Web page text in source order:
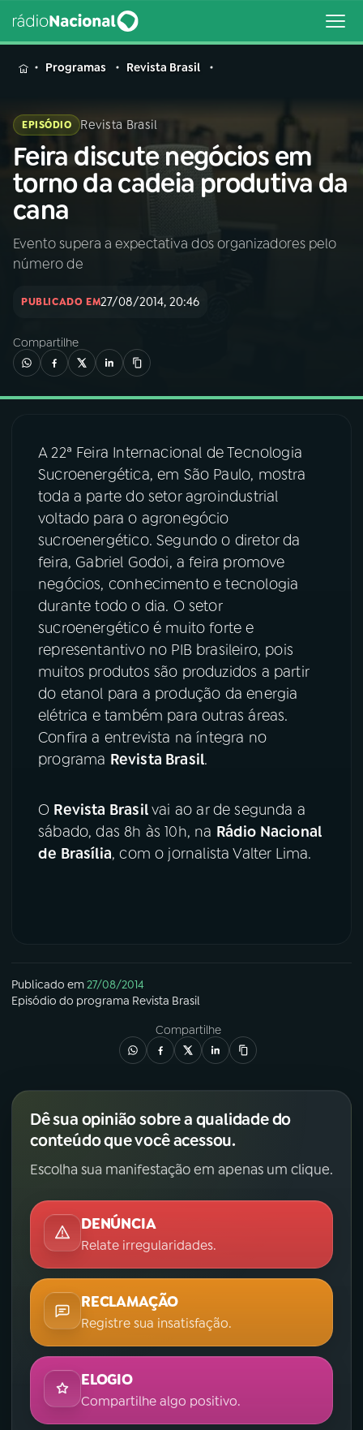
MENU
Buscar
na
Rádio
Nacional
Buscar
AO VIVO
INÍCIO
02A RÁDIO
03PROGRAMAÇÃO
04PROGRAMAS
PODCASTS
06VIDEOCASTS
08FESTIVAL DE MÚSICA
ACOMPANHE A RÁDIO NACIONAL
YouTube Facebook
TikTok
Programas Revista Brasil
EPISÓDIO Revista Brasil
Feira discute negócios em
torno da cadeia produtiva da
cana
Evento supera a expectativa dos organizadores pelo
número de
PUBLICADO EM27/08/2014, 20:46
Compartilhe
A 22ª Feira Internacional de Tecnologia
Sucroenergética, em São Paulo, mostra
toda a parte do setor agroindustrial
voltado para o agronegócio
sucroenergético. Segundo o diretor da
feira, Gabriel Godoi, a feira promove
negócios, conhecimento e tecnologia
durante todo o dia. O setor
sucroenergético é muito forte e
representantivo no PIB brasileiro, pois
muitos produtos são produzidos a partir
do etanol para a produção da energia
elétrica e também para outras áreas.
Confira a entrevista na íntegra no
programa Revista Brasil.
O Revista Brasilvai ao ar de segunda a
sábado, das 8h às 10h, na Rádio Nacional
de Brasília, com o jornalista Valter Lima.
Publicado em27/08/2014
Episódio do programa Revista Brasil
Compartilhe
Dê sua opinião sobre a qualidade do
conteúdo que você acessou.
Escolha sua manifestação em apenas um clique.
DENÚNCIA
Relate irregularidades.
RECLAMAÇÃO
Registre sua insatisfação.
ELOGIO
Compartilhe algo positivo.